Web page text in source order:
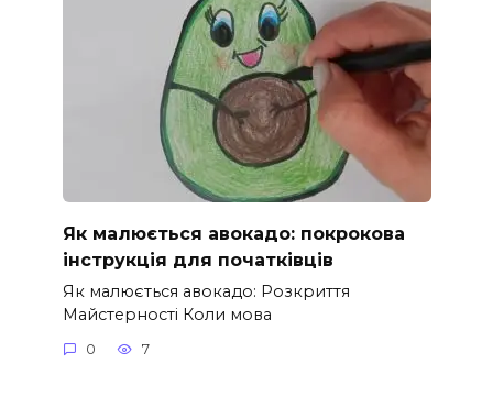
Як малюється авокадо: покрокова
інструкція для початківців
Як малюється авокадо: Розкриття
Майстерності Коли мова
0 7